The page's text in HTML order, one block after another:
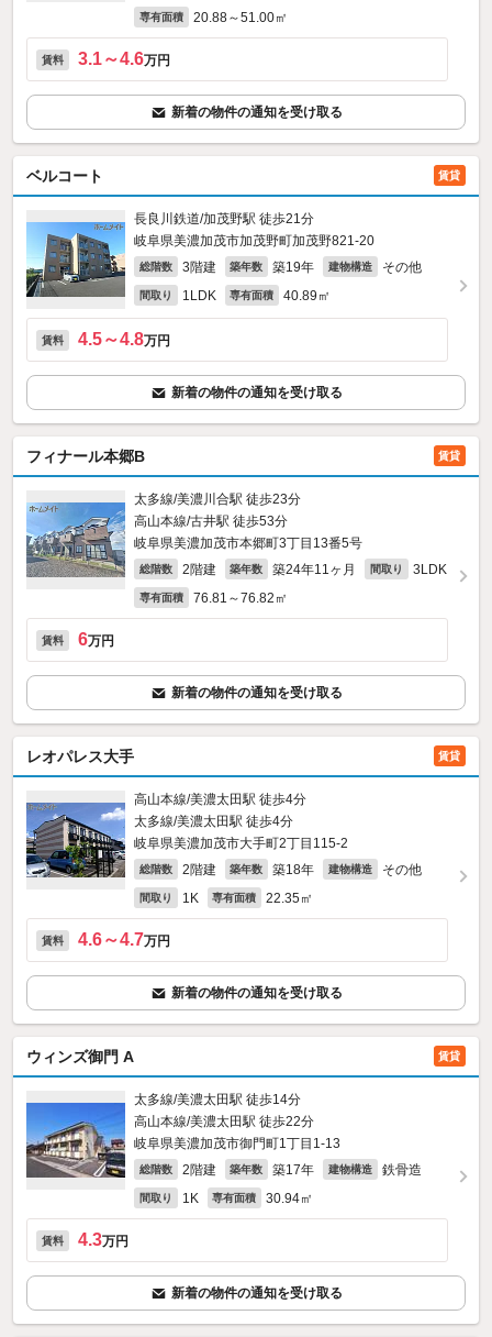
専有面積 20.88～51.00㎡
賃料 3.1～4.6万円
新着の物件の通知を受け取る
ベルコート 賃貸
長良川鉄道/加茂野駅 徒歩21分
岐阜県美濃加茂市加茂野町加茂野821‐20
総階数 3階建 築年数 築19年 建物構造 その他
間取り 1LDK 専有面積 40.89㎡
賃料 4.5～4.8万円
新着の物件の通知を受け取る
フィナール本郷B 賃貸
太多線/美濃川合駅 徒歩23分
高山本線/古井駅 徒歩53分
岐阜県美濃加茂市本郷町3丁目13番5号
総階数 2階建 築年数 築24年11ヶ月 間取り 3LDK
専有面積 76.81～76.82㎡
賃料 6万円
新着の物件の通知を受け取る
レオパレス大手 賃貸
高山本線/美濃太田駅 徒歩4分
太多線/美濃太田駅 徒歩4分
岐阜県美濃加茂市大手町2丁目115‐2
総階数 2階建 築年数 築18年 建物構造 その他
間取り 1K 専有面積 22.35㎡
賃料 4.6～4.7万円
新着の物件の通知を受け取る
ウィンズ御門 A 賃貸
太多線/美濃太田駅 徒歩14分
高山本線/美濃太田駅 徒歩22分
岐阜県美濃加茂市御門町1丁目1-13
総階数 2階建 築年数 築17年 建物構造 鉄骨造
間取り 1K 専有面積 30.94㎡
賃料 4.3万円
新着の物件の通知を受け取る